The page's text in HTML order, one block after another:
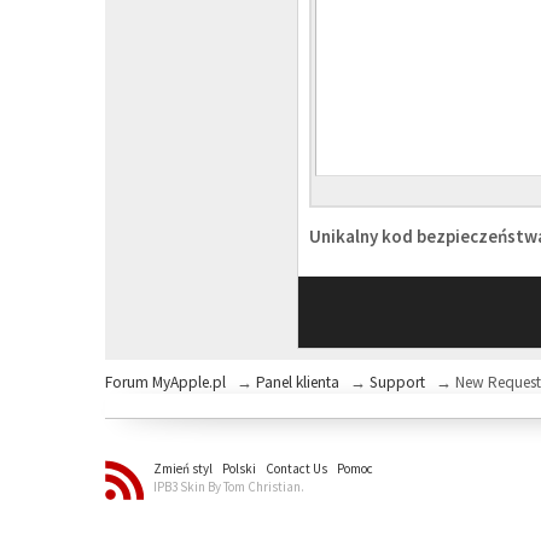
Unikalny kod
Forum MyApple.pl → Panel klienta → Support → New Request
Zmień styl Polski Contact Us
Pomoc
IPB3 Skin By Tom Christian.